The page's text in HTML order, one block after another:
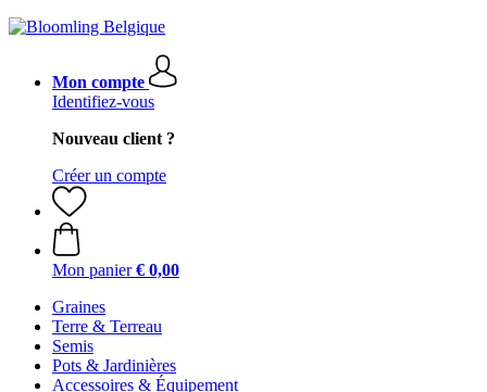
Mon compte
Identifiez-vous
Nouveau client ?
Créer un compte
Mon panier € 0,00
Graines
Terre & Terreau
Semis
Pots & Jardinières
Accessoires & Équipement